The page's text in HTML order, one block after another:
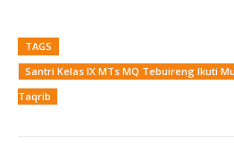
TAGS
Santri Kelas IX MTs MQ Tebuireng Ikuti
Taqrib